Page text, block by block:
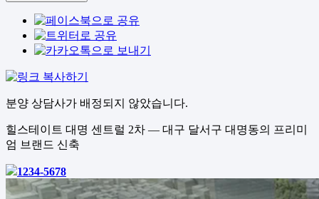
분양 상담사가 배정되지 않았습니다.
힐스테이트 대명 센트럴 2차 — 대구 달서구 대명동의 프리미
엄 브랜드 신축
1234-5678